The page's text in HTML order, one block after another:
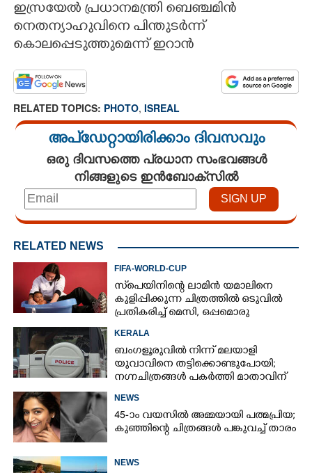
CARTOONS
LITERATURE
ZOOM
ഇസ്രയേൽ പ്രധാനമന്ത്രി ബെഞ്ചമിൻ
നെതന്യാഹുവിനെ പിന്തുടർന്ന്
കൊലപ്പെടുത്തുമെന്ന് ഇറാൻ
RELATED TOPICS: PHOTO, ISREAL
അപ്ഡേറ്റായിരിക്കാം ദിവസവും
ഒരു ദിവസത്തെ പ്രധാന സംഭവങ്ങൾ
നിങ്ങളുടെ ഇൻബോക്സിൽ
RELATED NEWS
FIFA-WORLD-CUP
സ്‌പെയിനിന്റെ ലാമിൻ യമാലിനെ
കുളിപ്പിക്കുന്ന ചിത്രത്തിൽ ഒടുവിൽ
പ്രതികരിച്ച് മെസി, ഒപ്പമൊരു
KERALA
ബംഗളൂരുവിൽ നിന്ന് മലയാളി
യുവാവിനെ തട്ടിക്കൊണ്ടുപോയി;
നഗ്നചിത്രങ്ങൾ പകർത്തി മാതാവിന്
NEWS
45-ാം വയസിൽ അമ്മയായി പത്മപ്രിയ;
കുഞ്ഞിന്റെ ചിത്രങ്ങൾ പങ്കുവച്ച് താരം
NEWS